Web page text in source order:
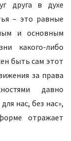
друга в духе
– это равные
и основным
какого-либо
быть сам этот
за права
давно
нас, без нас»,
отражает